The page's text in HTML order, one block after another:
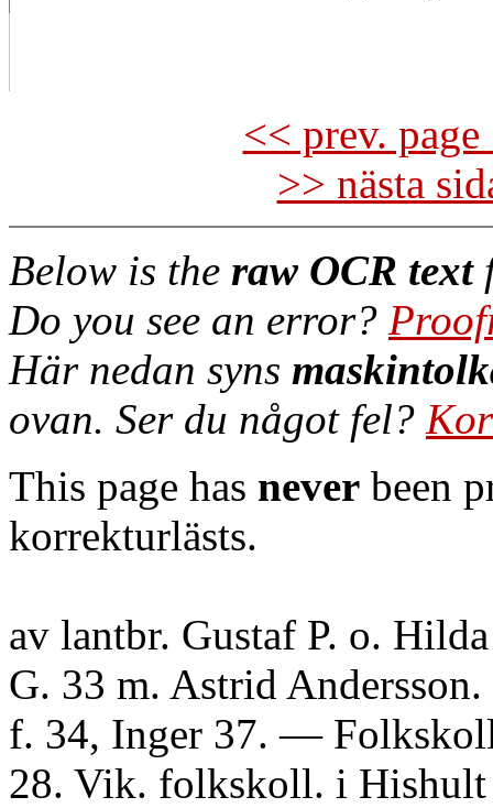
<< prev.
>> nästa
Below is the raw OCR text
Do you see an error?
Här nedan syns
ovan. Ser du något fel?
This page has never been
korrekturlästs.
av lantbr. Gustaf P. o.
G. 33 m. Astrid
f. 34, Inger 37. —
28. Vik. folkskoll. i